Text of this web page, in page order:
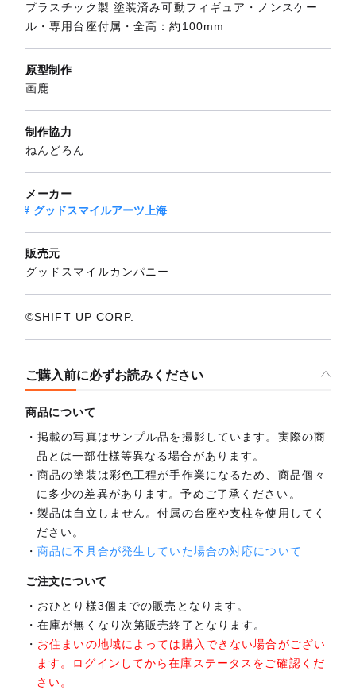
プラスチック製 塗装済み可動フィギュア・ノンスケー
ル・専用台座付属・全高：約100mm
原型制作
画鹿
制作協力
ねんどろん
メーカー
グッドスマイルアーツ上海
販売元
グッドスマイルカンパニー
©SHIFT UP CORP.
ご購入前に必ずお読みください
商品について
掲載の写真はサンプル品を撮影しています。実際の商
品とは一部仕様等異なる場合があります。
商品の塗装は彩色工程が手作業になるため、商品個々
に多少の差異があります。予めご了承ください。
製品は自立しません。付属の台座や支柱を使用してく
ださい。
商品に不具合が発生していた場合の対応について
ご注文について
おひとり様3個までの販売となります。
在庫が無くなり次第販売終了となります。
お住まいの地域によっては購入できない場合がござい
ます。ログインしてから在庫ステータスをご確認くだ
さい。